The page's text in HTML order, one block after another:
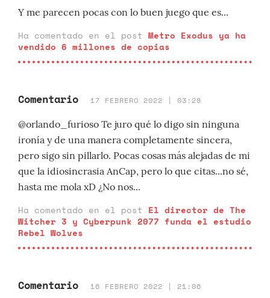
Y me parecen pocas con lo buen juego que es...
Ha comentado en el post Metro Exodus ya ha
vendido 6 millones de copias
Comentario 17 FEBRERO 2022 | 03:28
@orlando_furioso Te juro qué lo digo sin ninguna
ironía y de una manera completamente sincera,
pero sigo sin pillarlo. Pocas cosas más alejadas de mi
que la idiosincrasia AnCap, pero lo que citas...no sé,
hasta me mola xD ¿No nos...
Ha comentado en el post El director de The
Witcher 3 y Cyberpunk 2077 funda el estudio
Rebel Wolves
Comentario 16 FEBRERO 2022 | 21:06